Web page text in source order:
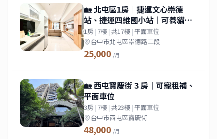
🏡 北屯區1房｜捷運文心崇德
站、捷運四維國小站｜可養貓、
租屋補助
1房 | 7樓 | 共17樓 |平面車位
台中市北屯區崇德路二段
25,000 /月
🏡 西屯寶慶街 3 房｜可寵租補、
平面車位
3房 | 7樓 | 共23樓 |平面車位
台中市西屯區寶慶街
48,000 /月